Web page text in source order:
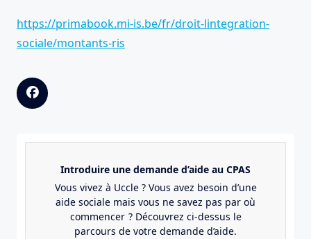
https://primabook.mi-is.be/fr/droit-lintegration-
sociale/montants-ris
Introduire une demande d’aide au CPAS
Vous vivez à Uccle ? Vous avez besoin d’une
aide sociale mais vous ne savez pas par où
commencer ? Découvrez ci-dessus le
parcours de votre demande d’aide.